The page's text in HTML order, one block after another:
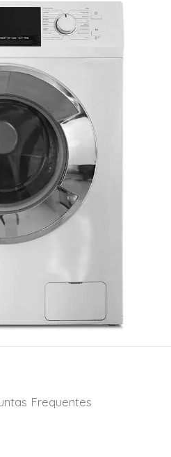
Frequentes